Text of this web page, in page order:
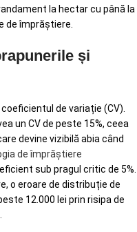
la hectar cu până la
de împrăștiere.
și
de variație (CV).
un CV de peste 15%, ceea
devine vizibilă abia când
de împrăștiere
sub pragul critic de 5%.
o eroare de distribuție de
12.000 lei prin risipa de